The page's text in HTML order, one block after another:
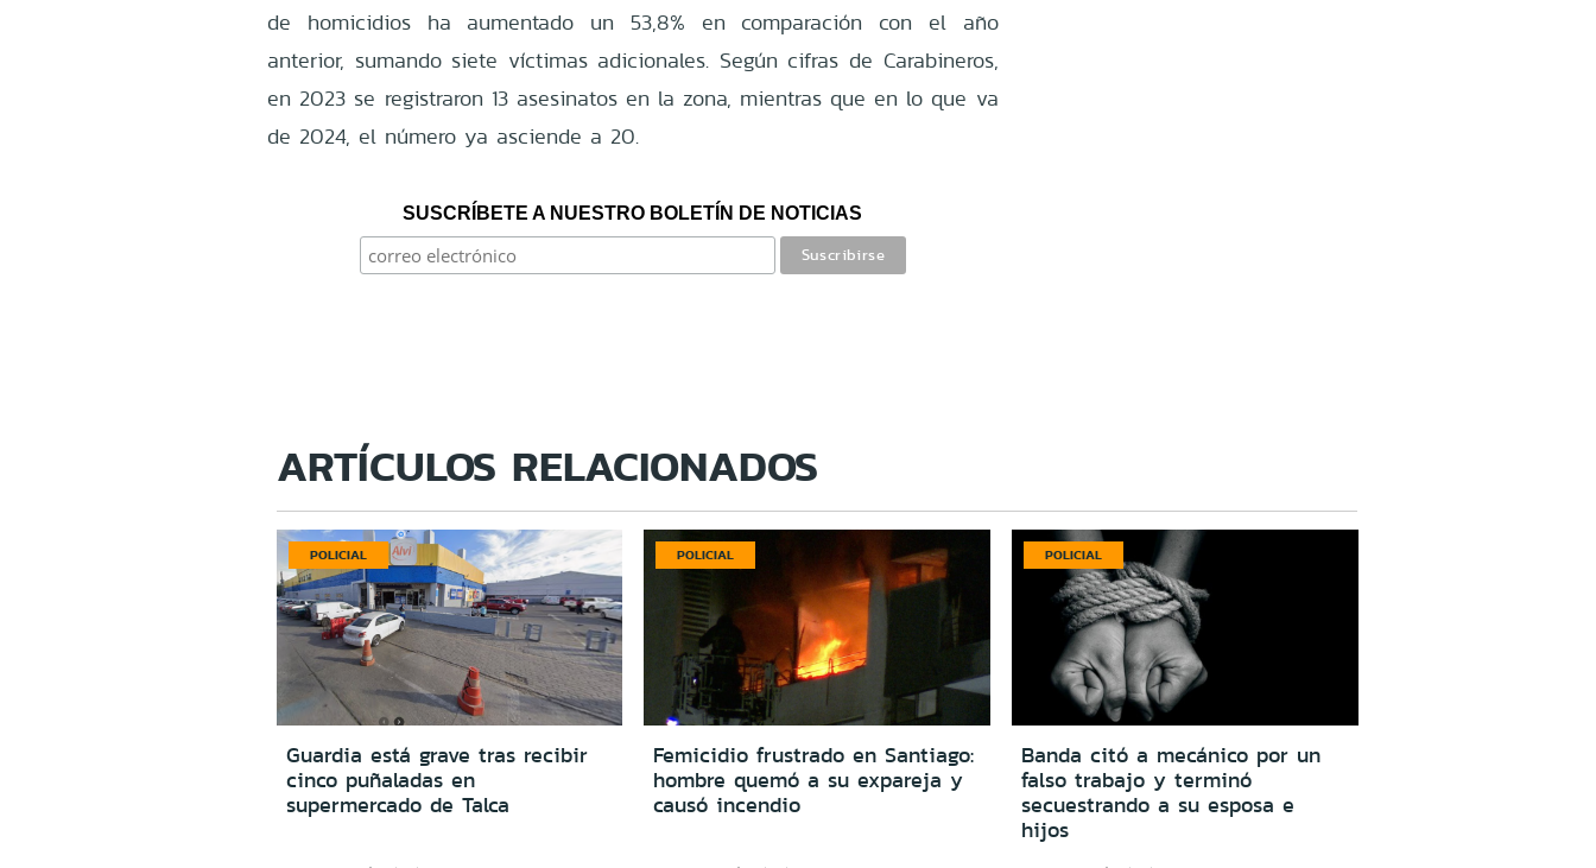
de homicidios ha aumentado un 53,8% en comparación con el año
anterior, sumando siete víctimas adicionales. Según cifras de Carabineros,
en 2023 se registraron 13 asesinatos en la zona, mientras que en lo que va
de 2024, el número ya asciende a 20.
SUSCRÍBETE A NUESTRO BOLETÍN DE NOTICIAS
ARTÍCULOS RELACIONADOS
POLICIAL
Guardia está grave tras recibir
cinco puñaladas en
supermercado de Talca
POLICIAL
Femicidio frustrado en Santiago:
hombre quemó a su expareja y
causó incendio
POLICIAL
Banda citó a mecánico por un
falso trabajo y terminó
secuestrando a su esposa e
hijos